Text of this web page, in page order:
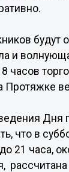
и
часов
Протяжке
Дня
что в
21 часа,